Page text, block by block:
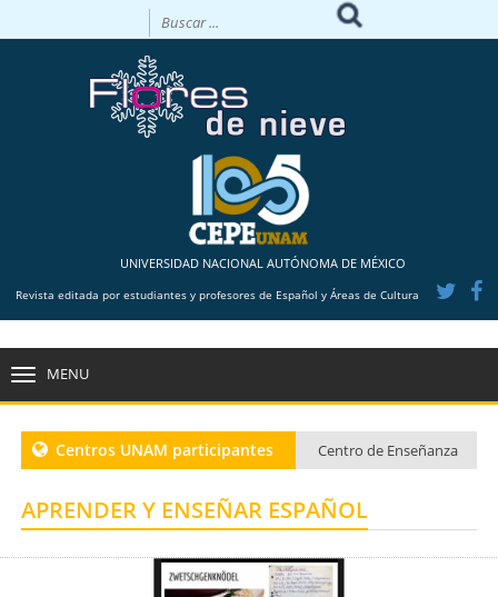
UNIVERSIDAD NACIONAL AUTÓNOMA DE MÉXICO
Revista editada por estudiantes y profesores de Español y Áreas de Cultura
MENU
Centros UNAM participantes
Centro de Enseñanza
Centro de Enseñanza para Extranjeros, Taxco
Centro de Enseñanza para Extranjeros, Polanco
APRENDER Y ENSEÑAR ESPAÑOL